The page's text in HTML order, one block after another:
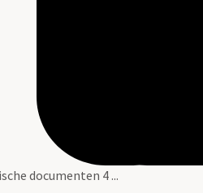
documenten 4 ...